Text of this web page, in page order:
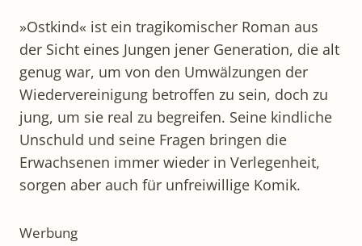
»Ostkind« ist ein tragikomischer Roman aus
der Sicht eines Jungen jener Generation, die alt
genug war, um von den Umwälzungen der
Wiedervereinigung betroffen zu sein, doch zu
jung, um sie real zu begreifen. Seine kindliche
Unschuld und seine Fragen bringen die
Erwachsenen immer wieder in Verlegenheit,
sorgen aber auch für unfreiwillige Komik.
Werbung